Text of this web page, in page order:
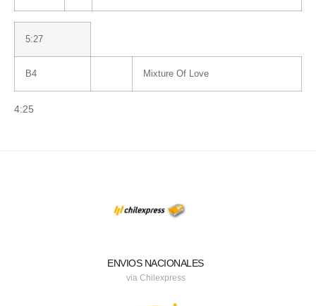
5:27
B4 Mixture Of Love
4:25
ENVIOS NACIONALES
via Chilexpress